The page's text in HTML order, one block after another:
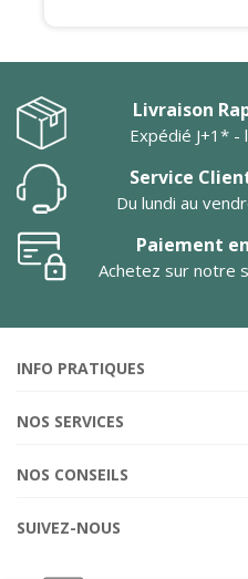
Livraison
Expédié J+1*
Service
Du lundi au
Paiement
Achetez sur notre
INFO PRATIQUES
NOS SERVICES
NOS CONSEILS
SUIVEZ-NOUS